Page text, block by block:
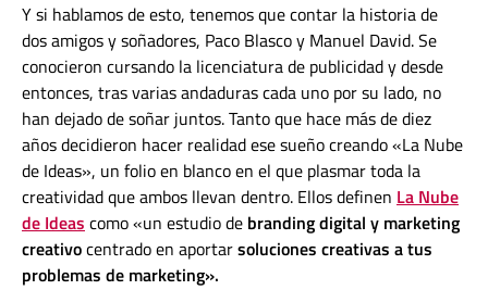
Y si hablamos de esto, tenemos que contar la historia de
dos amigos y soñadores, Paco Blasco y Manuel David. Se
conocieron cursando la licenciatura de publicidad y desde
entonces, tras varias andaduras cada uno por su lado, no
han dejado de soñar juntos. Tanto que hace más de diez
años decidieron hacer realidad ese sueño creando «La Nube
de Ideas», un folio en blanco en el que plasmar toda la
creatividad que ambos llevan dentro. Ellos definen La Nube
de Ideas como «un estudiode branding digital y marketing
creativocentradoen aportarsoluciones creativas a tus
problemas de marketing».